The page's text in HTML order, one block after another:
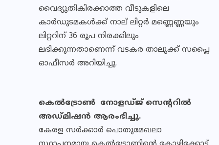
വൈദ്യൂതികിരക്കാത്ത വീടുകളിലെ
കാര്‍ഡുടമകള്‍ക്ക് നാല് ലിറ്റര്‍ മണ്ണെണ്ണയും
ലിറ്ററിന് 36 രൂപ നിരക്കിലും
ലഭിക്കുന്നതാണെന്ന് വടകര താലൂക്ക് സപ്ലൈ
ഓഫീസര്‍ അറിയിച്ചു.
കെല്‍ട്രോണ്‍ നോളഡ്ജ് സെന്ററില്‍
അഡ്മിഷന്‍ ആരംഭിച്ചു.
കേരള സര്‍ക്കാര്‍ പൊതുമേഖലാ